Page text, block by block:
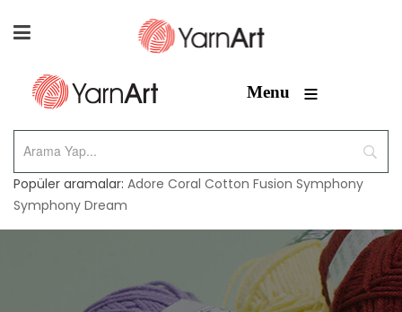
Menu ≡
Popüler aramalar: Adore Coral Cotton Fusion Symphony
Symphony Dream